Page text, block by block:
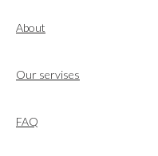
About
Our servises
FAQ